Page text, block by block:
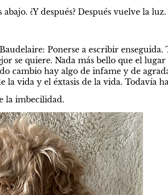
¿Y después? Después vuelve la luz.
Ponerse a escribir enseguida.
se quiere. Nada más bello que el
cambio hay algo de infame y de
vida y el éxtasis de la vida. Todavía
la imbecilidad.